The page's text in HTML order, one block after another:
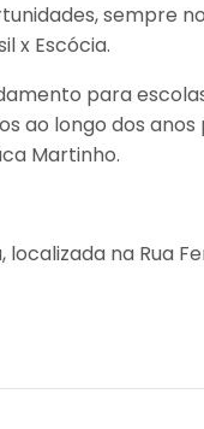
sempre
x Escócia.
para
longo dos
Martinho.
na Rua